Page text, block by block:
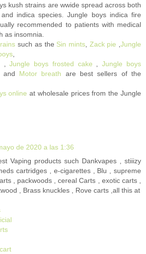
kush strains are wwide spread across both
indica species. Jungle boys indica fire
recommended to patients with medical
as insomnia.
such as the Sin mints, Zack pie ,Jungle
,
,Jungle boys frosted cake ,Jungle boys
and Motor breath are best sellers of the
online at wholesale prices from the Jungle
de 2020 a las 1:36
Vaping products such Dankvapes , stiiizy
cartridges , e-cigarettes , Blu , supreme
, packwoods , cereal Carts , exotic carts ,
, Brass knuckles , Rove carts ,all this at